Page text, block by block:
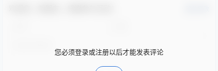
您必须登录或注册以后才能发表评论